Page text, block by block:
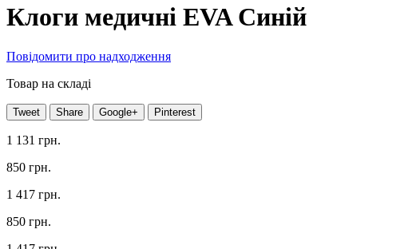
Клоги медичні EVA Синій
Повідомити про надходження
Товар на складі
Tweet Share Google+ Pinterest
1 131 грн.
850 грн.
1 417 грн.
850 грн.